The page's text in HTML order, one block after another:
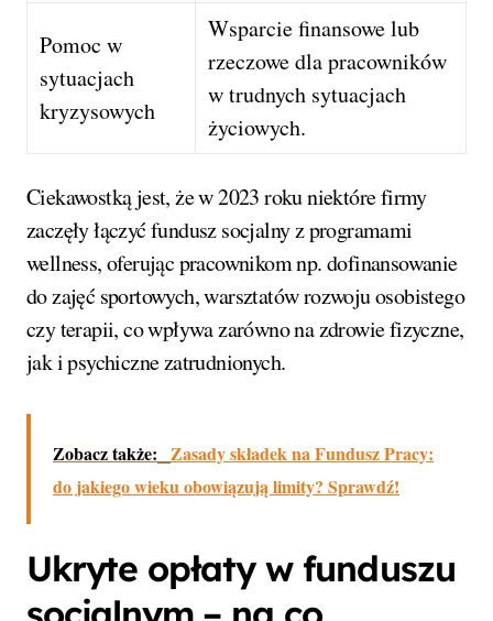
Pomoc w
sytuacjach
kryzysowych
Wsparcie finansowe lub
rzeczowe dla pracowników
w trudnych sytuacjach
życiowych.
Ciekawostką jest, że w 2023 roku niektóre firmy
zaczęły łączyć fundusz socjalny z programami
wellness, oferując pracownikom np. dofinansowanie
do zajęć sportowych, warsztatów rozwoju osobistego
czy terapii, co wpływa zarówno na zdrowie fizyczne,
jak i psychiczne zatrudnionych.
Zobacz także: Zasady składek na Fundusz Pracy:
do jakiego wieku obowiązują limity? Sprawdź!
Ukryte opłaty w funduszu